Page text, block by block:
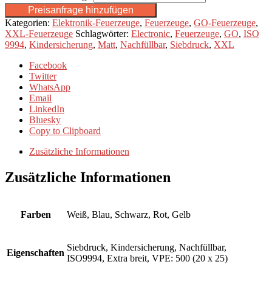
Preisanfrage hinzufügen
Kategorien: Elektronik-Feuerzeuge, Feuerzeuge, GO-Feuerzeuge,
XXL-Feuerzeuge Schlagwörter: Electronic, Feuerzeuge, GO, ISO
9994, Kindersicherung, Matt, Nachfüllbar, Siebdruck, XXL
Facebook
Twitter
WhatsApp
Email
LinkedIn
Bluesky
Copy to Clipboard
Zusätzliche Informationen
Zusätzliche Informationen
Farben Weiß, Blau, Schwarz, Rot, Gelb
Eigenschaften
Siebdruck, Kindersicherung, Nachfüllbar,
ISO9994, Extra breit, VPE: 500 (20 x 25)